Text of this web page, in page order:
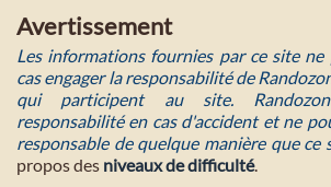
Avertissement
Les informations fournies par ce site
cas engager la responsabilité de
qui participent au site.
responsabilité en cas d'accident et ne
responsable de quelque manière que ce
propos des niveaux de difficulté.